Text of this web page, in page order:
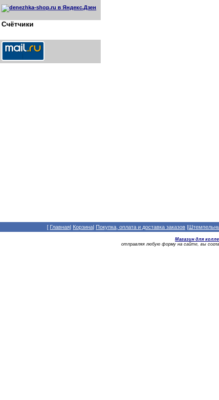
Счётчики
[ Главная| Корзина| Покупка, оплата и доставка заказов |
Магазин для
отправляя любую форму на сайте, вы